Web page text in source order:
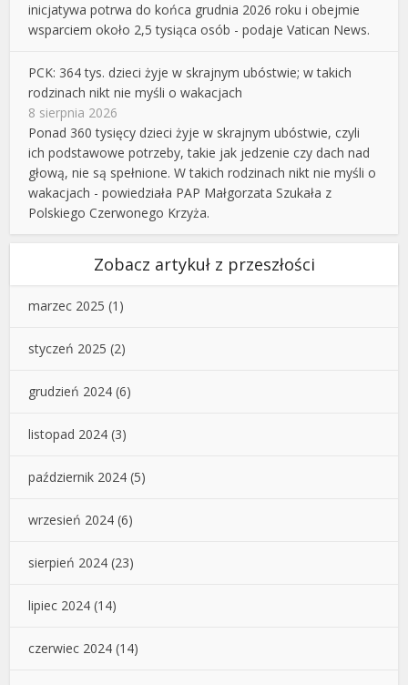
inicjatywa potrwa do końca grudnia 2026 roku i obejmie
wsparciem około 2,5 tysiąca osób - podaje Vatican News.
PCK: 364 tys. dzieci żyje w skrajnym ubóstwie; w takich
rodzinach nikt nie myśli o wakacjach
8 sierpnia 2026
Ponad 360 tysięcy dzieci żyje w skrajnym ubóstwie, czyli
ich podstawowe potrzeby, takie jak jedzenie czy dach nad
głową, nie są spełnione. W takich rodzinach nikt nie myśli o
wakacjach - powiedziała PAP Małgorzata Szukała z
Polskiego Czerwonego Krzyża.
Zobacz artykuł z przeszłości
marzec 2025 (1)
styczeń 2025 (2)
grudzień 2024 (6)
listopad 2024 (3)
październik 2024 (5)
wrzesień 2024 (6)
sierpień 2024 (23)
lipiec 2024 (14)
czerwiec 2024 (14)